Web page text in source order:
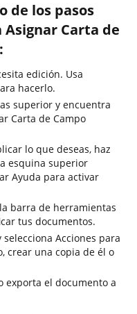
de los pasos
Carta de
edición. Usa
hacerlo.
superior y encuentra
Carta de Campo
lo que deseas, haz
esquina superior
Ayuda para activar
barra de herramientas
tus documentos.
Acciones para
crear una copia de él o
exporta el documento a